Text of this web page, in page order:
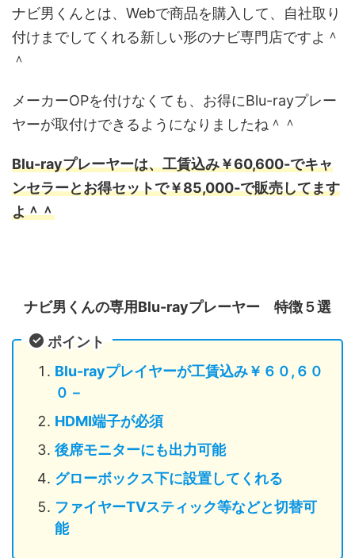
ナビ男くんとは、Webで商品を購入して、自社取り
付けまでしてくれる新しい形のナビ専門店ですよ＾
＾
メーカーOPを付けなくても、お得にBlu-rayプレー
ヤーが取付けできるようになりましたね＾＾
Blu-rayプレーヤーは、工賃込み￥60,600‐でキャ
ンセラーとお得セットで￥85,000‐で販売してます
よ＾＾
ナビ男くんの専用Blu-rayプレーヤー 特徴５選
ポイント
Blu-rayプレイヤーが工賃込み￥６０,６０
０－
HDMI端子が必須
後席モニターにも出力可能
グローボックス下に設置してくれる
ファイヤーTVスティック等などと切替可
能